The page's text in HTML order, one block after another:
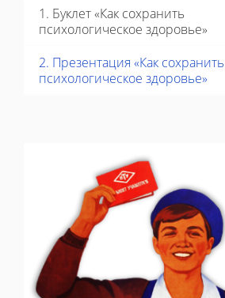
1. Буклет «Как сохранить
психологическое здоровье»
2. Презентация «Как сохранить
психологическое здоровье»